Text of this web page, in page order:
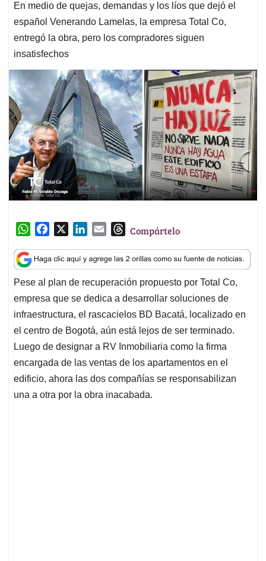
En medio de quejas, demandas y los líos que dejó el
español Venerando Lamelas, la empresa Total Co,
entregó la obra, pero los compradores siguen
insatisfechos
W
a
t
s
A
p
p
c
e
b
o
o
k
n
k
e
d
I
n
a
i
l
T
r
e
a
d
s
Compártelo
Pese al plan de recuperación propuesto por Total Co,
empresa que se dedica a desarrollar soluciones de
infraestructura, el rascacielos BD Bacatá, localizado en
el centro de Bogotá, aún está lejos de ser terminado.
Luego de designar a RV Inmobiliaria como la firma
encargada de las ventas de los apartamentos en el
edificio, ahora las dos compañías se responsabilizan
una a otra por la obra inacabada.